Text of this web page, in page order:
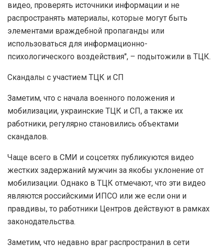
видео, проверять источники информации и не
распространять материалы, которые могут быть
элементами враждебной пропаганды или
использоваться для информационно-
психологического воздействия", – подытожили в ТЦК.
Скандалы с участием ТЦК и СП
Заметим, что с начала военного положения и
мобилизации, украинские ТЦК и СП, а также их
работники, регулярно становились объектами
скандалов.
Чаще всего в СМИ и соцсетях публикуются видео
жестких задержаний мужчин за якобы уклонение от
мобилизации. Однако в ТЦК отмечают, что эти видео
являются российскими ИПСО или же если они и
правдивы, то работники Центров действуют в рамках
законодательства.
Заметим, что недавно враг распространил в сети